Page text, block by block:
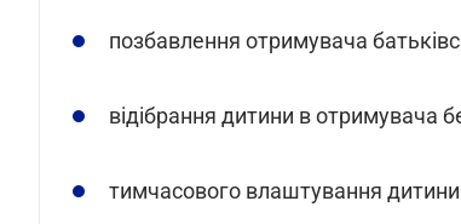
позбавлення отримувача
відібрання дитини в отримувача
тимчасового влаштування